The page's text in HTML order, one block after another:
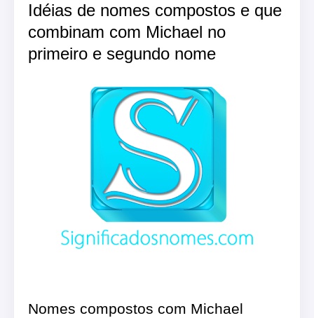
Idéias de nomes compostos e que
combinam com Michael no
primeiro e segundo nome
Nomes compostos com Michael